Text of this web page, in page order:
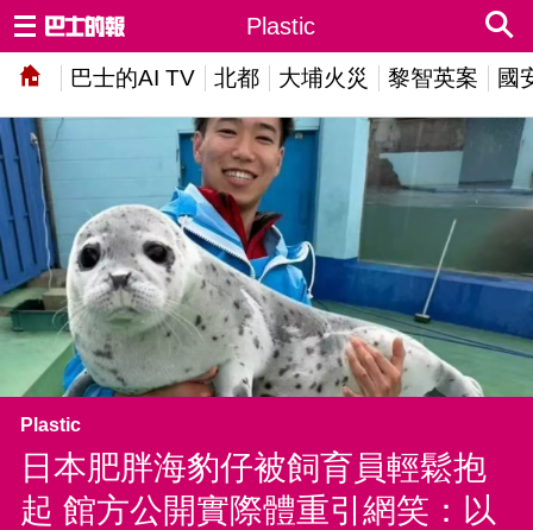
巴士的AI TV 北都 大埔火災 黎智英案 國
Plastic
Plastic
日本肥胖海豹仔被飼育員輕鬆抱
起 館方公開實際體重引網笑：以